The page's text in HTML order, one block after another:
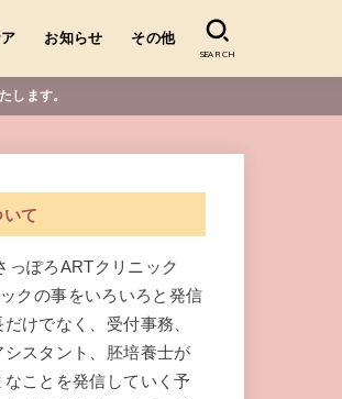
お知らせ その他
SEARCH
します。
て
っぽろARTクリニック
クの事をいろいろと発信
けでなく、受付事務、
スタント、胚培養士が
ことを発信していく予